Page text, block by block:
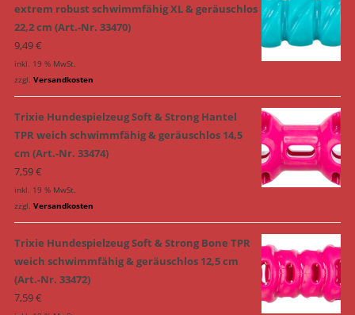
extrem robust schwimmfähig XL & geräuschlos
22,2 cm (Art.-Nr. 33470)
9,49€
inkl. 19 % MwSt.
zzgl. Versandkosten
Trixie Hundespielzeug Soft & Strong Hantel
TPR weich schwimmfähig & geräuschlos 14,5
cm (Art.-Nr. 33474)
7,59€
inkl. 19 % MwSt.
zzgl. Versandkosten
Trixie Hundespielzeug Soft & Strong Bone TPR
weich schwimmfähig & geräuschlos 12,5 cm
(Art.-Nr. 33472)
7,59€